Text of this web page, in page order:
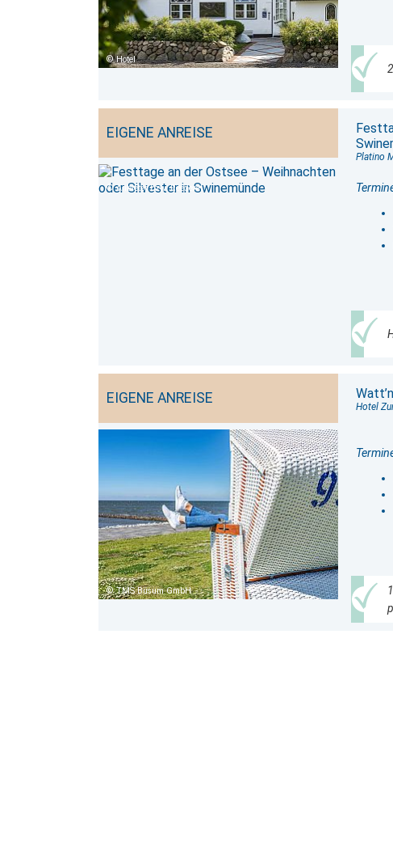
Hotel
EIGENE ANREISE
Anbieter bzw. Reederei
Platino
EIGENE ANREISE
TMS Büsum GmbH
Hotel